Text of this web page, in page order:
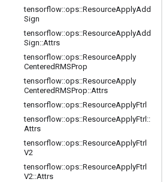
tensorflow::ops::ResourceApplyAdd
Sign
tensorflow::ops::ResourceApplyAdd
Sign::Attrs
tensorflow::ops::ResourceApply
CenteredRMSProp
tensorflow::ops::ResourceApply
CenteredRMSProp::Attrs
tensorflow::ops::ResourceApplyFtrl
tensorflow::ops::ResourceApplyFtrl ::
Attrs
tensorflow::ops::ResourceApplyFtrl
V2
tensorflow::ops::ResourceApplyFtrl
V2::Attrs